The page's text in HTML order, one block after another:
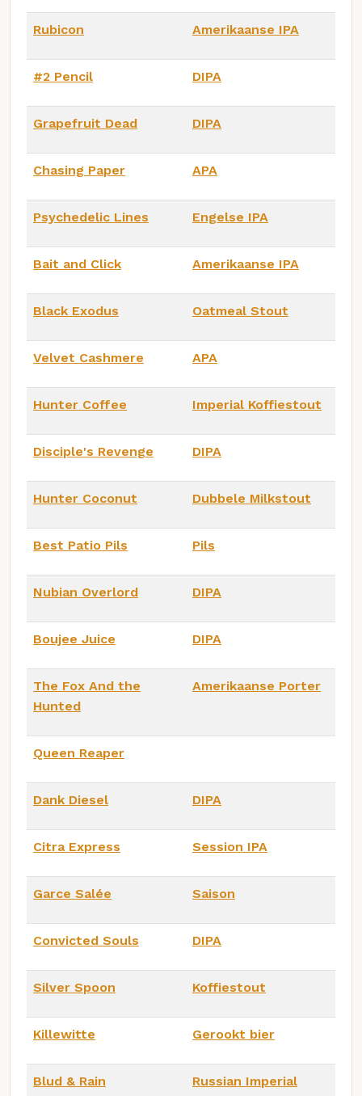
Rubicon Amerikaanse IPA
#2 Pencil DIPA
Grapefruit Dead DIPA
Chasing Paper APA
Psychedelic Lines Engelse IPA
Bait and Click Amerikaanse IPA
Black Exodus Oatmeal Stout
Velvet Cashmere APA
Hunter Coffee Imperial Koffiestout
Disciple's Revenge DIPA
Hunter Coconut Dubbele Milkstout
Best Patio Pils Pils
Nubian Overlord DIPA
Boujee Juice DIPA
The Fox And the
Hunted
Amerikaanse Porter
Queen Reaper
Dank Diesel DIPA
Citra Express Session IPA
Garce Salée Saison
Convicted Souls DIPA
Silver Spoon Koffiestout
Killewitte Gerookt bier
Blud & Rain
Russian Imperial